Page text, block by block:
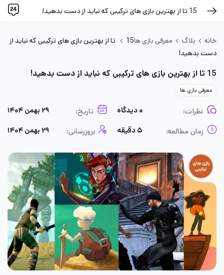
15 تا از بهترین بازی های ترکیبی که نباید از دست بدهید!
خانه بلاگ معرفی بازی ها
15 تا از بهترین بازی های ترکیبی که نباید از
دست بدهید!
15 تا از بهترین بازی های ترکیبی که نباید از دست بدهید!
معرفی بازی ها
نظرات: ۰ دیدگاه تاریخ: ۲۹ بهمن ۱۴۰۴
زمان مطالعه: ۵ دقیقه بروزرسانی: ۲۹ بهمن ۱۴۰۴